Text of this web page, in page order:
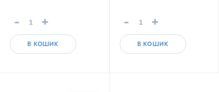
- +
В КОШИК
- +
В КОШИК